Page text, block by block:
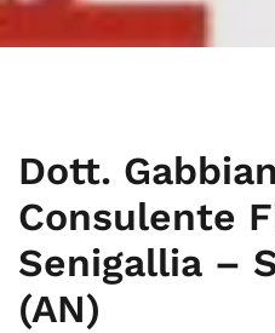
Dott.
Consulente
Senigallia –
(AN)